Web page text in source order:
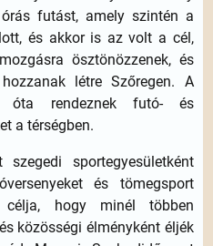
futást, amely szintén a
és akkor is az volt a cél,
ösztönözzenek, és
létre Szőregen. A
óta rendeznek futó- és
a térségben.
sportegyesületként
és tömegsport
célja, hogy minél többen
közösségi élményként éljék